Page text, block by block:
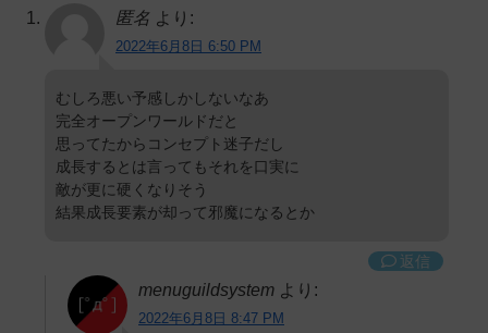
匿名 より:
2022年6月8日 6:50 PM
むしろ悪い予感しかしないなあ
完全オープンワールドだと
思ってたからコンセプト迷子だし
成長するとは言ってもそれを口実に
敵が更に硬くなりそう
結果成長要素が却って邪魔になるとか
返信
menuguildsystem より:
2022年6月8日 8:47 PM